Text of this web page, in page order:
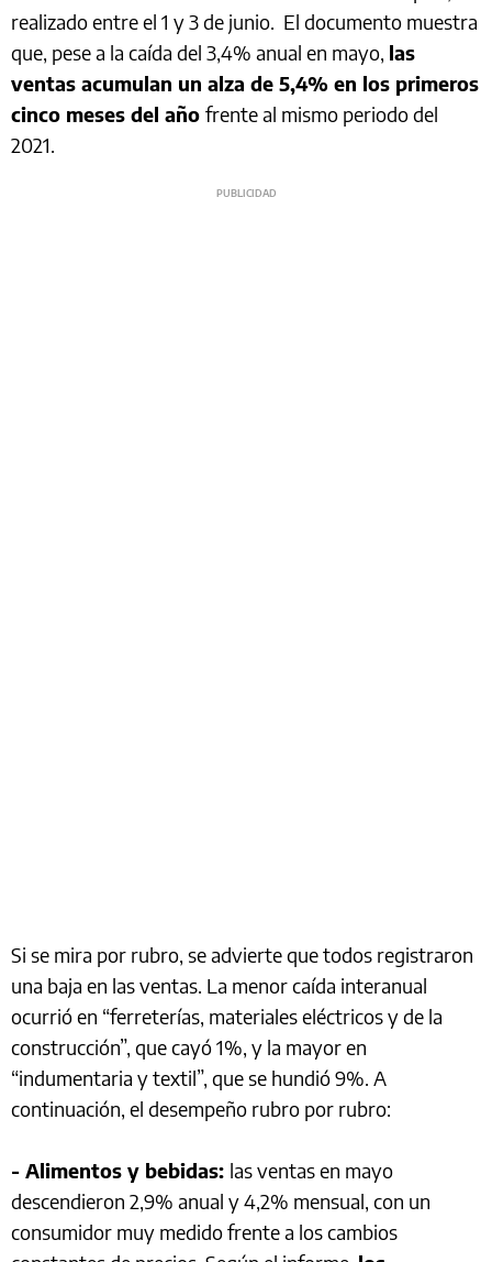
realizado entre el 1 y 3 de junio. El documento muestra
que, pese a la caída del 3,4% anual en mayo, las
ventas acumulan un alza de 5,4% en los primeros
cinco meses del año frente al mismo periodo del
2021.
Si se mira por rubro, se advierte que todos registraron
una baja en las ventas. La menor caída interanual
ocurrió en “ferreterías, materiales eléctricos y de la
construcción”, que cayó 1%, y la mayor en
“indumentaria y textil”, que se hundió 9%. A
continuación, el desempeño rubro por rubro:
- Alimentos y bebidas: las ventas en mayo
descendieron 2,9% anual y 4,2% mensual, con un
consumidor muy medido frente a los cambios